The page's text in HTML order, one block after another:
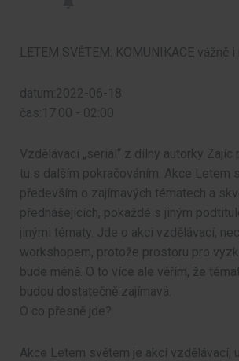
LETEM SVĚTEM: KOMUNIKACE vážně i
datum:2022-06-18
čas:17:00 - 02:00
Vzdělávací „seriál“ z dílny autorky Zajíc
tu s dalším pokračováním. Akce Letem
především o zajímavých tématech a
přednášejících, pokaždé s jiným
jinými tématy. Jde o akci vzdělávací,
workshopem, protože prostoru pro
bude méně. O to více ale věřím, že
budou dostatečně zajímavá.
O co přesně jde?
Akce Letem světem je akcí vzdělávací,